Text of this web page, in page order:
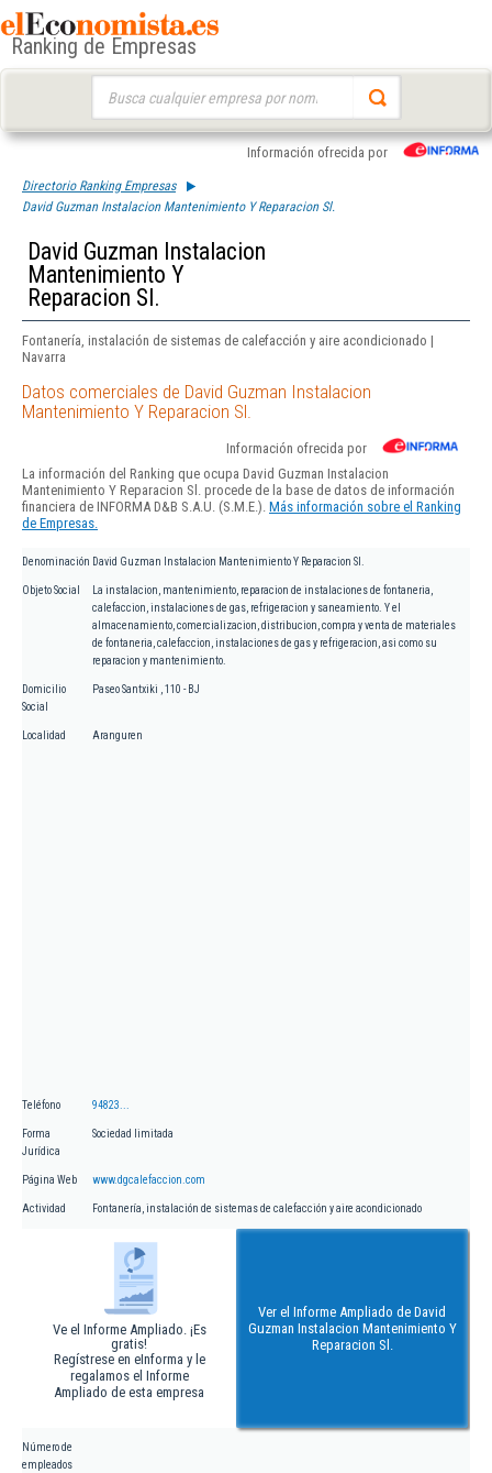
Ranking de Empresas
Información ofrecida por
Directorio Ranking Empresas
David Guzman Instalacion Mantenimiento Y Reparacion Sl.
David Guzman Instalacion
Mantenimiento Y
Reparacion Sl.
Fontanería, instalación de sistemas de calefacción y aire acondicionado |
Navarra
Datos comerciales de David Guzman Instalacion
Mantenimiento Y Reparacion Sl.
Información ofrecida por
La información del Ranking que ocupa David Guzman Instalacion
Mantenimiento Y Reparacion Sl. procede de la base de datos de información
financiera de INFORMA D&B S.A.U. (S.M.E.). Más información sobre el Ranking
de Empresas.
Denominación David Guzman Instalacion Mantenimiento Y Reparacion Sl.
Objeto Social
La instalacion, mantenimiento, reparacion de instalaciones de fontaneria,
calefaccion, instalaciones de gas, refrigeracion y saneamiento. Y el
almacenamiento, comercializacion, distribucion, compra y venta de materiales
de fontaneria, calefaccion, instalaciones de gas y refrigeracion, asi como su
reparacion y mantenimiento.
Domicilio
Social
Paseo Santxiki , 110 - BJ
Localidad Aranguren
Teléfono 94823...
Forma
Jurídica
Sociedad limitada
Página Web www.dgcalefaccion.com
Actividad Fontanería, instalación de sistemas de calefacción y aire acondicionado
Ve el Informe Ampliado. ¡Es
gratis!
Regístrese en eInforma y le
regalamos el Informe
Ampliado de esta empresa
Ver el Informe Ampliado de David
Guzman Instalacion Mantenimiento Y
Reparacion Sl.
Número de
empleados